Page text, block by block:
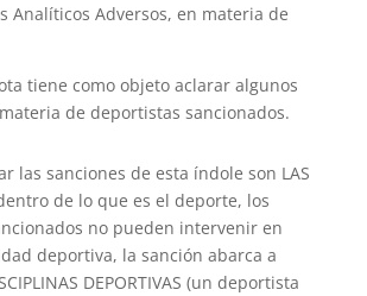
Analíticos Adversos, en materia de
tiene como objeto aclarar algunos
de deportistas sancionados.
las sanciones de esta índole son LAS
dentro de lo que es el deporte, los
no pueden intervenir en
deportiva, la sanción abarca a
DEPORTIVAS (un deportista